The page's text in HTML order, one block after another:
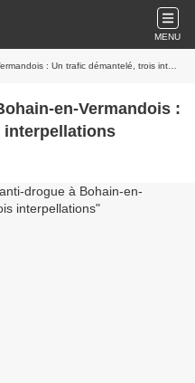
MENU
: Un trafic démantelé, trois interpellations
en-Vermandois :
interpellations